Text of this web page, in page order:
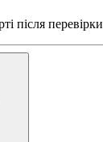
після перевірки